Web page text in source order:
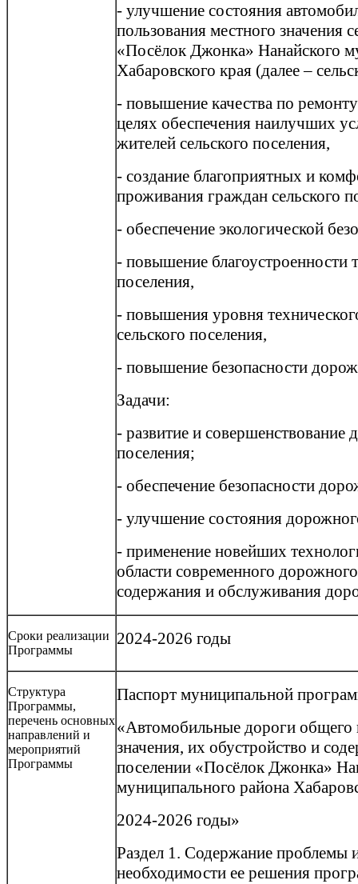
- улучшение состояния
пользования местного значения
«Посёлок Джонка» Нанайского
Хабаровского края (далее –
- повышение качества по
целях обеспечения наилучших
жителей сельского поселения,
- создание благоприятных и
проживания граждан сельского
- обеспечение экологической
- повышение благоустроенности
поселения,
- повышения уровня
сельского поселения,
- повышение безопасности
Задачи:
- развитие и совершенствование
поселения;
- обеспечение безопасности
- улучшение состояния
- применение новейших
области современного
содержания и обслуживания
Сроки реализации
Программы
2024-2026 годы
Структура
Программы,
перечень основных
направлений и
мероприятий
Программы
Паспорт муниципальной
«Автомобильные дороги общего
значения, их обустройство и
поселении «Посёлок Джонка»
муниципального района
2024-2026 годы»
Раздел 1. Содержание проблемы
необходимости ее решения